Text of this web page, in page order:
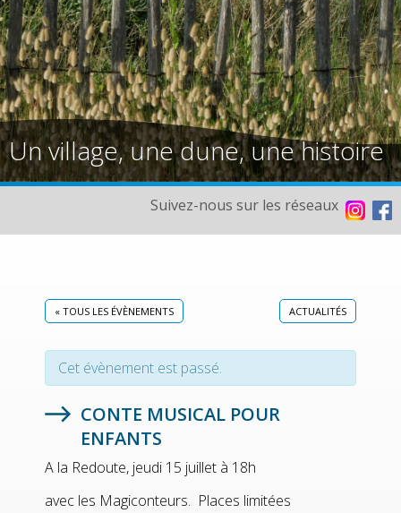
Un village, une dune, une histoire
Suivez-nous sur les réseaux
« TOUS LES ÉVÈNEMENTS ACTUALITÉS
Cet évènement est passé.
CONTE MUSICAL POUR
ENFANTS
A la Redoute, jeudi 15 juillet à 18h
avec les Magiconteurs. Places limitées